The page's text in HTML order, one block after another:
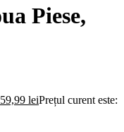
Piese,
leiPrețul curent este: